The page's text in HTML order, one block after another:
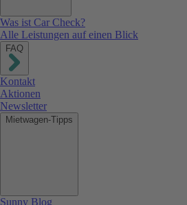
Was ist Car Check?
Alle Leistungen auf einen Blick
FAQ
Kontakt
Aktionen
Newsletter
Mietwagen-Tipps
Sunny Blog